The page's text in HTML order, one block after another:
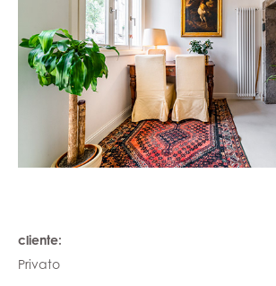
cliente:
Privato